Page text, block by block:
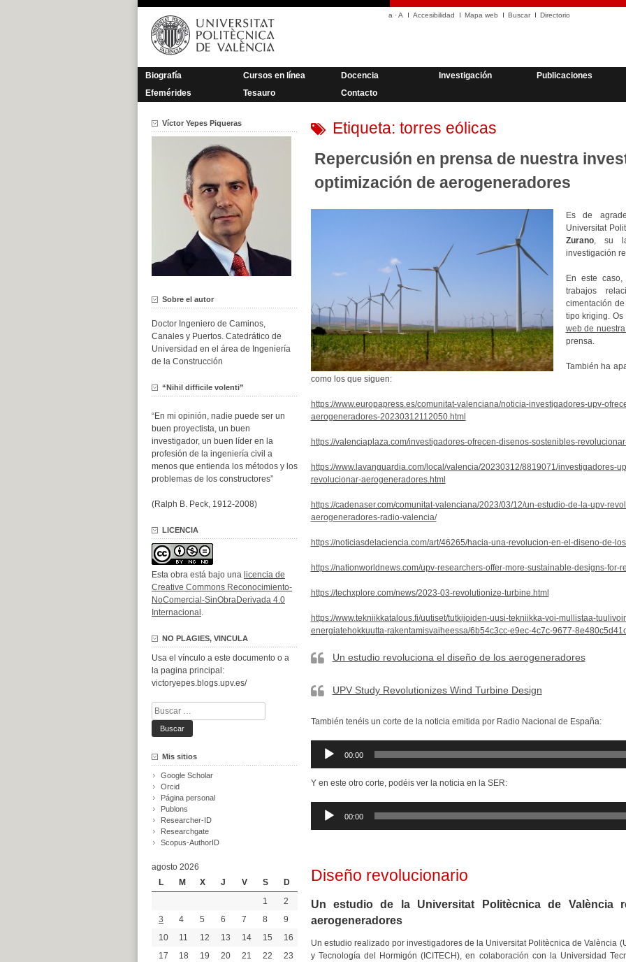
Saltar
contenido
a ·A Accesibilidad Mapa web Buscar Directorio
Biografía Cursos en línea Docencia Investigación Publicaciones
Efemérides
Tesauro Contacto
Etiqueta: torres eólicas
Repercusión en prensa de nuestra
optimización de aerogeneradores
Es de
Universitat
Zurano, su
investigación
En este
trabajos
cimentación
tipo kriging.
web de
prensa.
También ha
como los que siguen:
https://www.europapress.es/comunitat-valenciana/noticia-investigadores-upv-
aerogeneradores-20230312112050.html
https://valenciaplaza.com/investigadores-ofrecen-disenos-sostenibles-
https://www.lavanguardia.com/local/valencia/20230312/8819071/investigadores-
revolucionar-aerogeneradores.html
https://cadenaser.com/comunitat-valenciana/2023/03/12/un-estudio-de-la-upv-
aerogeneradores-radio-valencia/
https://noticiasdelaciencia.com/art/46265/hacia-una-revolucion-en-el-diseno-de-
https://nationworldnews.com/upv-researchers-offer-more-sustainable-designs-for-
https://techxplore.com/news/2023-03-revolutionize-turbine.html
https://www.tekniikkatalous.fi/uutiset/tutkijoiden-uusi-tekniikka-voi-mullistaa-
energiatehokkuutta-rakentamisvaiheessa/6b54c3cc-e9ec-4c7c-9677-
Un estudio revoluciona el diseño de los aerogeneradores
UPV Study Revolutionizes Wind Turbine Design
También tenéis un corte de la noticia emitida por Radio Nacional de España:
Reproductor
audio
00:00
Y en este otro corte, podéis ver la noticia en la SER:
Reproductor
audio
00:00
Diseño revolucionario
Un estudio de la Universitat Politècnica de València
aerogeneradores
Un estudio realizado por investigadores de la Universitat Politècnica de València
y Tecnología del Hormigón (ICITECH), en colaboración con la Universidad
Víctor Yepes Piqueras
Sobre el autor
Doctor Ingeniero de Caminos,
Canales y Puertos. Catedrático de
Universidad en el área de Ingeniería
de la Construcción
“Nihil difficile volenti”
“En mi opinión, nadie puede ser un
buen proyectista, un buen
investigador, un buen líder en la
profesión de la ingeniería civil a
menos que entienda los métodos y los
problemas de los constructores”
(Ralph B. Peck, 1912-2008)
LICENCIA
Esta obra está bajo una licencia de
Creative Commons Reconocimiento-
NoComercial-SinObraDerivada 4.0
Internacional .
NO PLAGIES, VINCULA
Usa el vínculo a este documento o a
la pagina principal:
victoryepes.blogs.upv.es/
Buscar:
Mis sitios
Google Scholar
Orcid
Página personal
Publons
Researcher-ID
Researchgate
Scopus-AuthorID
agosto 2026
L
M X J V S
D
1
2
3
4 5 6 7 8
9
10
11 12 13 14 15
16
17
18 19 20 21 22
23